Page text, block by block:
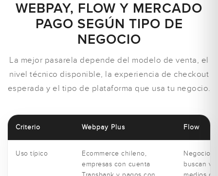
WEBPAY, FLOW Y MERCADO
PAGO SEGÚN TIPO DE
NEGOCIO
La mejor pasarela depende del modelo de venta, el
nivel técnico disponible, la experiencia de checkout
esperada y el tipo de plataforma que usa tu negocio.
Criterio Webpay Plus Flow
Uso típico
Ecommerce chileno,
empresas con cuenta
Negocios
buscan